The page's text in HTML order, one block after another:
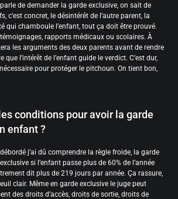
de demander la garde exclusive, on sait de
c’est concret, le désintérêt de l’autre parent, la
qui chamboule l’enfant, tout ça doit être prouvé.
rapports médicaux ou scolaires. À
les arguments des deux parents avant de rendre
que l’intérêt de l’enfant guide le verdict. C’est dur,
pour protéger le pitchoun. On tient bon,
conditions pour avoir la garde
enfant ?
j’ai dû comprendre la règle froide, la garde
si l’enfant passe plus de 60% de l’année
dit plus de 219 jours par année. Ça rassure,
clair. Même en garde exclusive le juge peut
des droits d’accès, droits de sortie, droits de